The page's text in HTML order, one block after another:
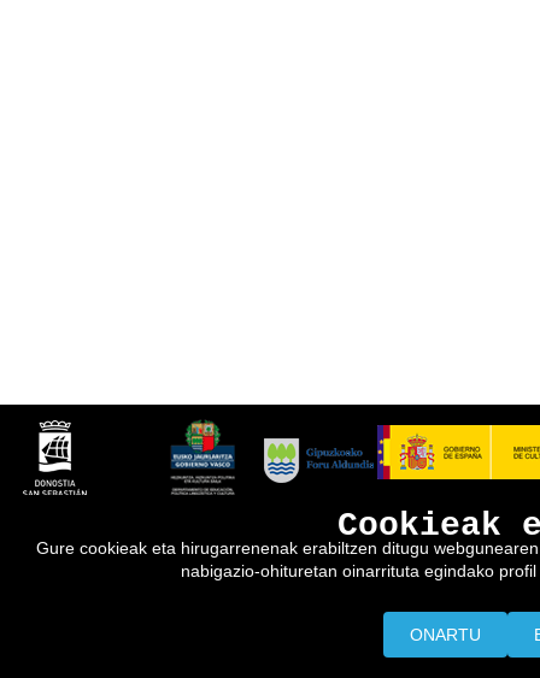
Cookieak
Gure cookieak eta hirugarrenenak erabiltzen ditugu
nabigazio-ohituretan oinarrituta egindako
ONARTU